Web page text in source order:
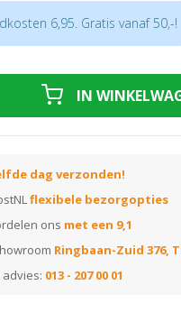
6,95. Gratis vanaf 50,-!
IN
dag verzonden!
flexibele bezorgopties
ons met een 9,1
Ringbaan-Zuid 376,
013 - 207 00 01